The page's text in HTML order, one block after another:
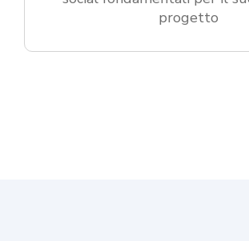
progetto